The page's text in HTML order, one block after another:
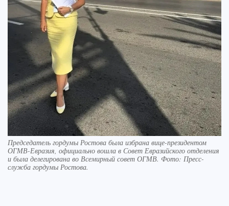
Председатель гордумы Ростова была избрана вице-президентом
ОГМВ-Евразия, официально вошла в Совет Евразийского отделения
и была делегирована во Всемирный совет ОГМВ. Фото: Пресс-
служба гордумы Ростова.